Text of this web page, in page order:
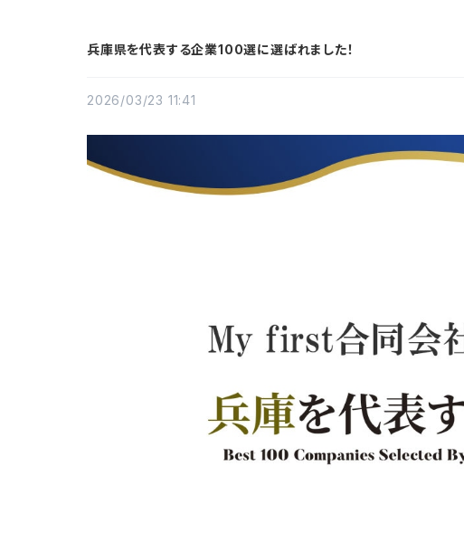
兵庫県を代表する企業100選に選ばれました！
2026/03/23 11:41